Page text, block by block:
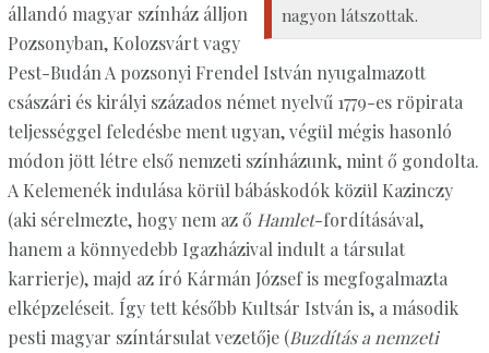
nagyon látszottak.
állandó magyar színház álljon
Pozsonyban, Kolozsvárt vagy
Pest-Budán A pozsonyi Frendel István nyugalmazott
császári és királyi százados német nyelvű 1779-es röpirata
teljességgel feledésbe ment ugyan, végül mégis hasonló
módon jött létre első nemzeti színházunk, mint ő gondolta.
A Kelemenék indulása körül bábáskodók közül Kazinczy
(aki sérelmezte, hogy nem az ő Hamlet-fordításával,
hanem a könnyedebb Igazházival indult a társulat
karrierje), majd az író Kármán József is megfogalmazta
elképzeléseit. Így tett később Kultsár István is, a második
pesti magyar színtársulat vezetője (Buzdítás a nemzeti